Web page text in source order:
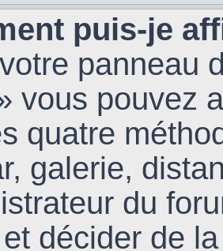
puis-je
panneau
vous pouvez
quatre
galerie,
du
décider de